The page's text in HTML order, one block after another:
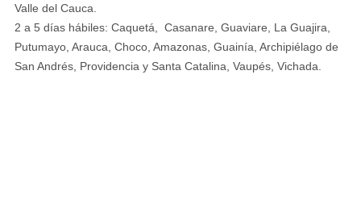
Valle del Cauca.
2 a 5 días hábiles: Caquetá, Casanare, Guaviare, La Guajira,
Putumayo, Arauca, Choco, Amazonas, Guainía, Archipiélago de
San Andrés, Providencia y Santa Catalina, Vaupés, Vichada.